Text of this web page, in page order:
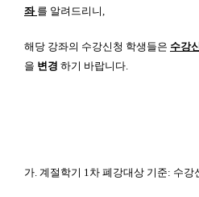
좌 를 알려드리니,
해당 강좌의 수강신청 학생들은 수강
을 변경 하기 바랍니다.
가. 계절학기 1차 폐강대상 기준: 수강